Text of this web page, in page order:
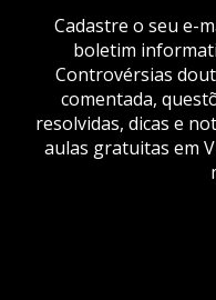
Cadastre o seu e-
boletim
Controvérsias
comentada,
resolvidas, dicas e
aulas gratuitas em